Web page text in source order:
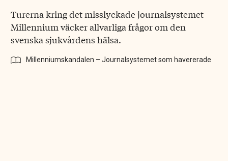
Turerna kring det misslyckade journalsystemet
Millennium väcker allvarliga frågor om den
svenska sjukvårdens hälsa.
Millenniumskandalen – Journalsystemet som havererade